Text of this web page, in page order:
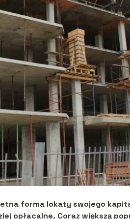
forma lokaty swojego
opłacalne. Coraz większą